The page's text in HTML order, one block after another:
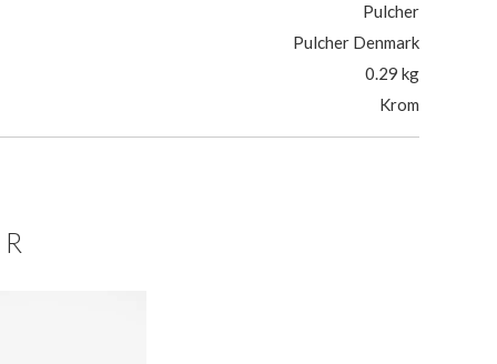
Pulcher
Pulcher Denmark
0.29 kg
Krom